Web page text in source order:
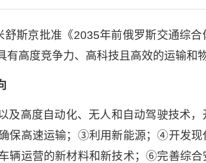
舒斯京批准《2035年前俄罗斯交通综合
高度竞争力、高科技且高效的运输和
及高度自动化、无人和自动驾驶技术
保高速运输； ③利用新能源；④开发现
辆运营的新材料和新技术； ⑥完善综合